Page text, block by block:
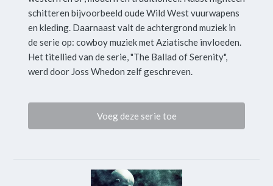
schitteren bijvoorbeeld oude Wild West vuurwapens
en kleding. Daarnaast valt de achtergrond muziek in
de serie op: cowboy muziek met Aziatische invloeden.
Het titellied van de serie, "The Ballad of Serenity",
werd door Joss Whedon zelf geschreven.
Voeg deze serie toe